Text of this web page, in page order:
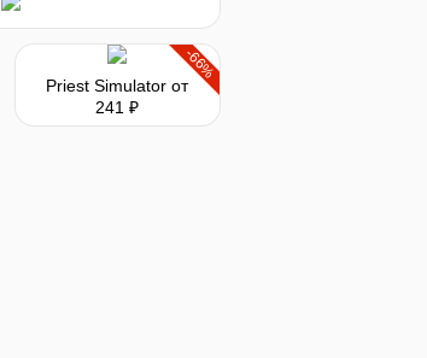
-66%
Priest Simulator от
241 ₽